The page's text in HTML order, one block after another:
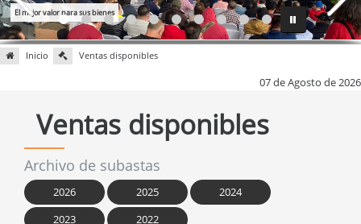
Inicio Ventas disponibles
07 de Agosto de 2026
Ventas disponibles
Archivo de subastas
2026 2025
2024
2023
2022